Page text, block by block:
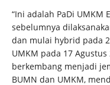
“Ini adalah PaDi UMKM
sebelumnya
dan mulai hybrid pada
UMKM pada 17
berkembang menjadi
BUMN dan UMKM,